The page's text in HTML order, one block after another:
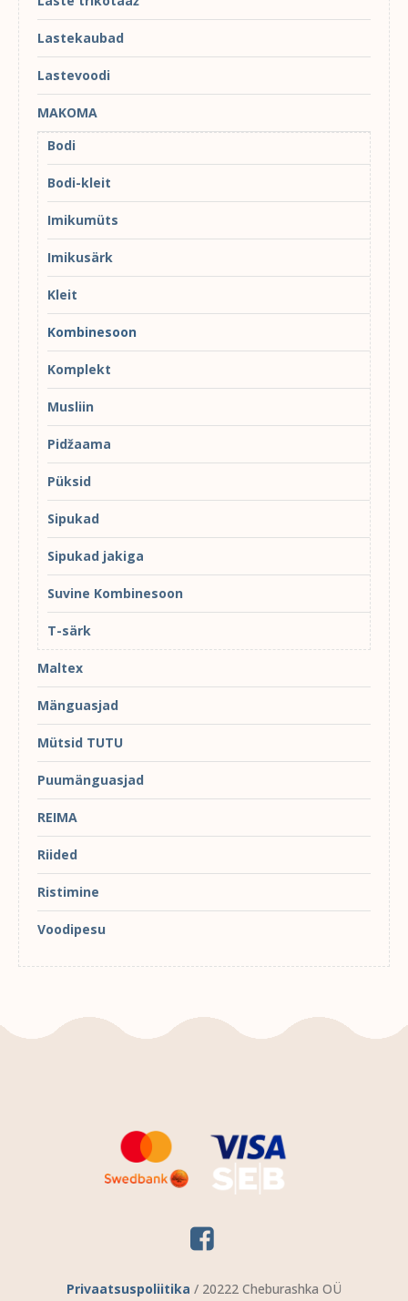
Lastekaubad
Lastevoodi
MAKOMA
Bodi
Bodi-kleit
Imikumüts
Imikusärk
Kleit
Kombinesoon
Komplekt
Musliin
Pidžaama
Püksid
Sipukad
Sipukad jakiga
Suvine Kombinesoon
T-särk
Maltex
Mänguasjad
Mütsid TUTU
Puumänguasjad
REIMA
Riided
Ristimine
Voodipesu
Privaatsuspoliitika / 20222 Cheburashka OÜ